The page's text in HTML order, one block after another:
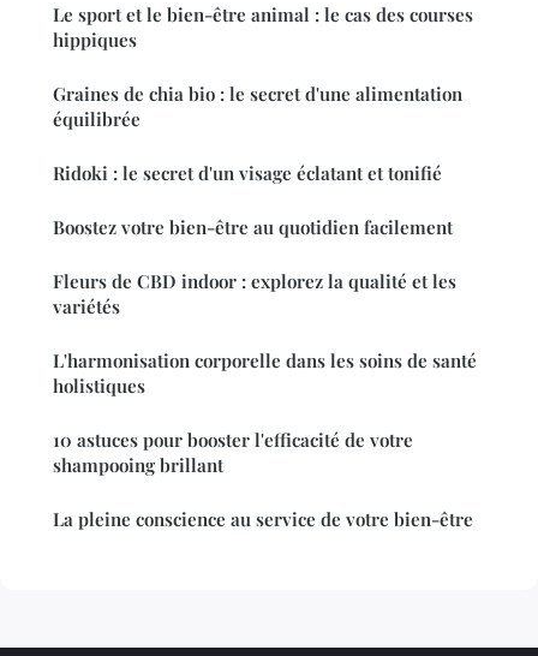
Le sport et le bien-être animal : le cas des courses
hippiques
Graines de chia bio : le secret d'une alimentation
équilibrée
Ridoki : le secret d'un visage éclatant et tonifié
Boostez votre bien-être au quotidien facilement
Fleurs de CBD indoor : explorez la qualité et les
variétés
L'harmonisation corporelle dans les soins de santé
holistiques
10 astuces pour booster l'efficacité de votre
shampooing brillant
La pleine conscience au service de votre bien-être